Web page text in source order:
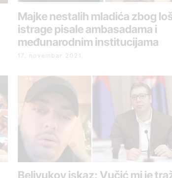
Majke nestalih mladića zbog
istrage pisale ambasadama i
međunarodnim institucijama
17. novembar 2021.
Belivukov iskaz: Vučić mi je